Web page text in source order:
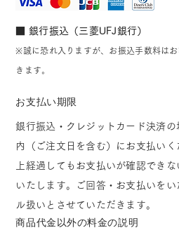
■ 銀行振込（三菱UFJ銀行）
※誠に恐れ入りますが、お振込手数料は
きます。
お支払い期限
銀行振込・クレジットカード決済
内（ご注文日を含む）にお支払い
上経過してもお支払いが確認でき
いたします。ご回答・お支払いを
ル扱いとさせていただきます。
商品代金以外の料金の説明